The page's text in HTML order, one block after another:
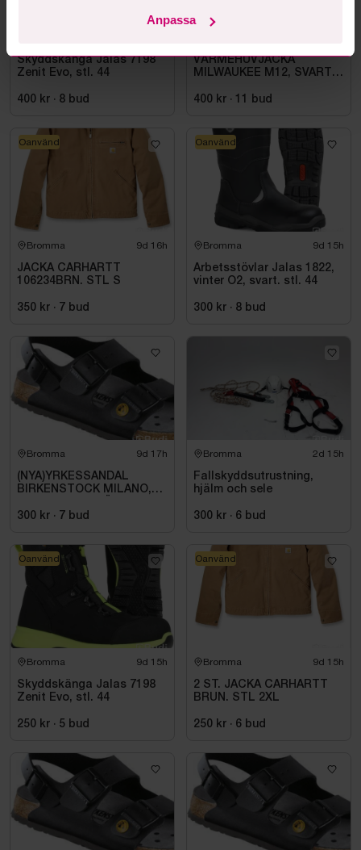
Anpassa
Skyddskänga Jalas 7198
Zenit Evo, stl. 44
400 kr · 8 bud
VÄRMEHUVJACKA
MILWAUKEE M12, SVART
400 kr · 11 bud
Bromma 9d 16h
JACKA CARHARTT
106234BRN. STL S
350 kr · 7 bud
Oanvänd
Bromma 9d 15h
Arbetsstövlar Jalas 1822,
vinter O2, svart. stl. 44
300 kr · 8 bud
Oanvänd
Bromma 9d 17h
(NYA)YRKESSANDAL
BIRKENSTOCK MILANO,
SVART. STL 42
300 kr · 7 bud
Bromma 2d 15h
Fallskyddsutrustning,
hjälm och sele
300 kr · 6 bud
Bromma 9d 15h
Skyddskänga Jalas 7198
Zenit Evo, stl. 44
250 kr · 5 bud
Oanvänd
Bromma 9d 15h
2 ST. JACKA CARHARTT
BRUN. STL 2XL
250 kr · 6 bud
Oanvänd